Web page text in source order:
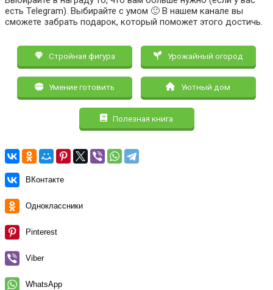
есть Telegram). Выбирайте с умом 🙂 В нашем канале вы
сможете забрать подарок, который поможет этого достичь.
Стройная фигура Урожайный огород
Умение готовить Уютный дом
Полезная книга
ВКонтакте
Одноклассники
Pinterest
Viber
WhatsApp